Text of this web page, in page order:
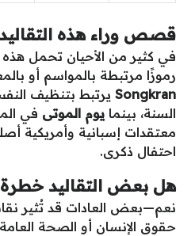
قصص وراء هذه التقاليد
في كثير من الأحيان تحمل هذه
رموزًا مرتبطة بالمواسم أو
Songkran يرتبط بتنظيف
السنة، بينما يوم الموتى في
معتقدات إسبانية وأمريكية
احتفال ذكرى.
هل بعض التقاليد خطرة
نعم—بعض العادات قد تُثير
حقوق الإنسان أو الصحة